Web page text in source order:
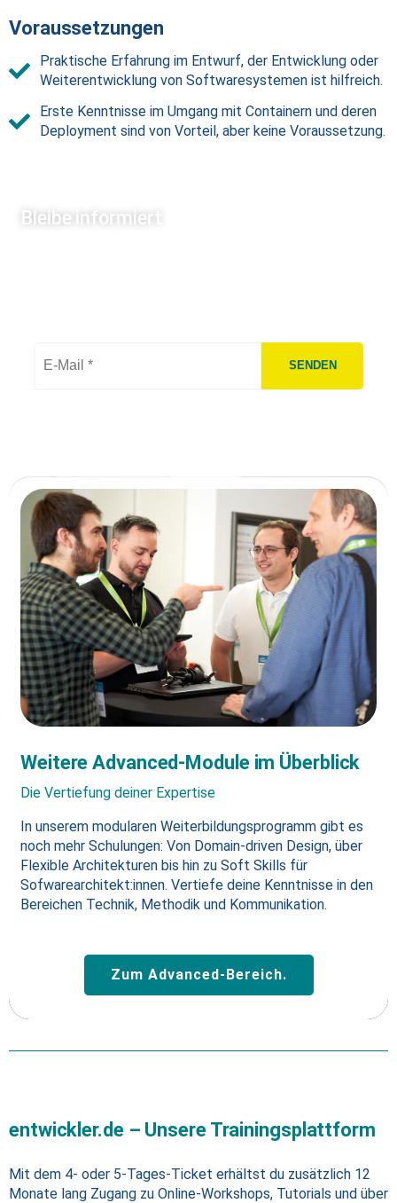
Voraussetzungen
Praktische Erfahrung im Entwurf, der Entwicklung oder
Weiterentwicklung von Softwaresystemen ist hilfreich.
Erste Kenntnisse im Umgang mit Containern und deren
Deployment sind von Vorteil, aber keine Voraussetzung.
Bleibe informiert
Weitere Advanced-Module im Überblick
Die Vertiefung deiner Expertise
In unserem modularen Weiterbildungsprogramm gibt es
noch mehr Schulungen: Von Domain-driven Design, über
Flexible Architekturen bis hin zu Soft Skills für
Sofwarearchitekt:innen. Vertiefe deine Kenntnisse in den
Bereichen Technik, Methodik und Kommunikation.
Zum Advanced-Bereich.
entwickler.de – Unsere Trainingsplattform
Mit dem 4- oder 5-Tages-Ticket erhältst du zusätzlich 12
Monate lang Zugang zu Online-Workshops, Tutorials und über